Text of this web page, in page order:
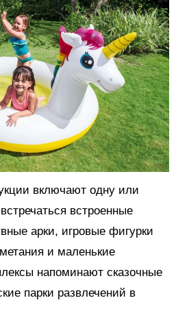
включают одну или
встроенные
арки, игровые фигурки
и маленькие
напоминают сказочные
парки развлечений в